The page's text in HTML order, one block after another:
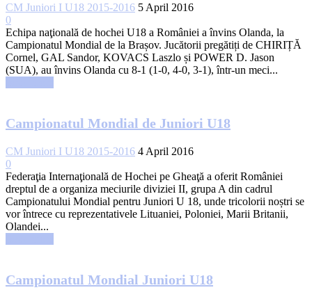
CM Juniori I U18 2015-2016 5 April 2016
0
Echipa naţională de hochei U18 a României a învins Olanda, la
Campionatul Mondial de la Brașov. Jucătorii pregătiți de CHIRIȚĂ
Cornel, GAL Sandor, KOVACS Laszlo și POWER D. Jason
(SUA), au învins Olanda cu 8-1 (1-0, 4-0, 3-1), într-un meci...
Campionatul Mondial de Juniori U18
CM Juniori I U18 2015-2016 4 April 2016
0
Federaţia Internaţională de Hochei pe Gheaţă a oferit României
dreptul de a organiza meciurile diviziei II, grupa A din cadrul
Campionatului Mondial pentru Juniori U 18, unde tricolorii noștri se
vor întrece cu reprezentativele Lituaniei, Poloniei, Marii Britanii,
Olandei...
Campionatul Mondial Juniori U18